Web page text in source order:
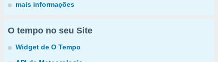
mais informações
O tempo no seu Site
Widget de O Tempo